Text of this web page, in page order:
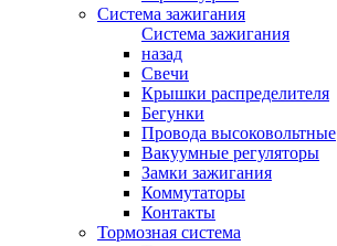
Система зажигания
Система зажигания
назад
Свечи
Крышки распределителя
Бегунки
Провода высоковольтные
Вакуумные регуляторы
Замки зажигания
Коммутаторы
Контакты
Тормозная система